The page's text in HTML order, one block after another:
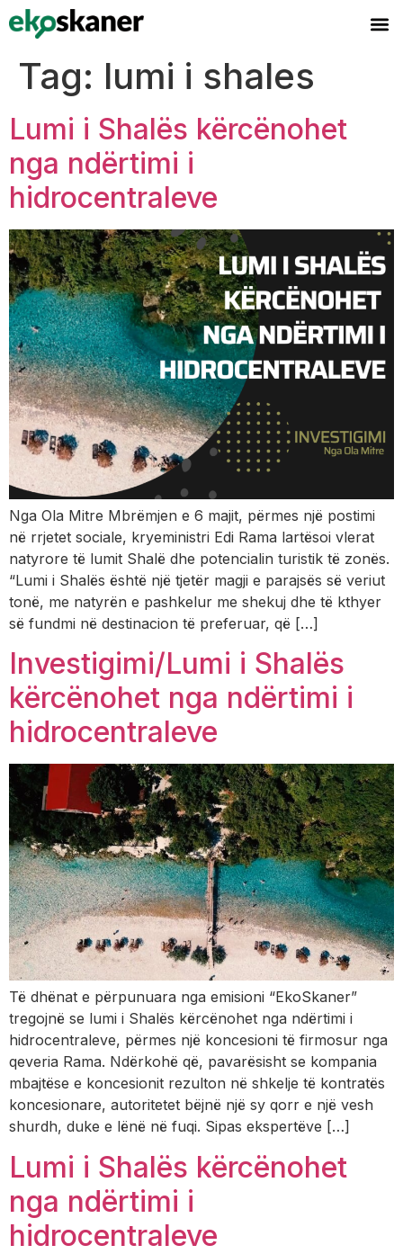
content
Tag: lumi i shales
Lumi i Shalës kërcënohet
nga ndërtimi i
hidrocentraleve
Nga Ola Mitre Mbrëmjen e 6 majit, përmes një postimi
në rrjetet sociale, kryeministri Edi Rama lartësoi vlerat
natyrore të lumit Shalë dhe potencialin turistik të zonës.
“Lumi i Shalës është një tjetër magji e parajsës së veriut
tonë, me natyrën e pashkelur me shekuj dhe të kthyer
së fundmi në destinacion të preferuar, që […]
Investigimi/Lumi i Shalës
kërcënohet nga ndërtimi i
hidrocentraleve
Të dhënat e përpunuara nga emisioni “EkoSkaner”
tregojnë se lumi i Shalës kërcënohet nga ndërtimi i
hidrocentraleve, përmes një koncesioni të firmosur nga
qeveria Rama. Ndërkohë që, pavarësisht se kompania
mbajtëse e koncesionit rezulton në shkelje të kontratës
koncesionare, autoritetet bëjnë një sy qorr e një vesh
shurdh, duke e lënë në fuqi. Sipas ekspertëve […]
Lumi i Shalës kërcënohet
nga ndërtimi i
hidrocentraleve